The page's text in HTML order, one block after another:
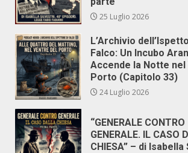
25 Luglio 2026
L’Archivio
Falco: Un Incubo
Accende la Notte
Porto (Capitolo 33)
24 Luglio 2026
“GENERALE CONTRO
GENERALE. IL CASO
CHIESA” – di